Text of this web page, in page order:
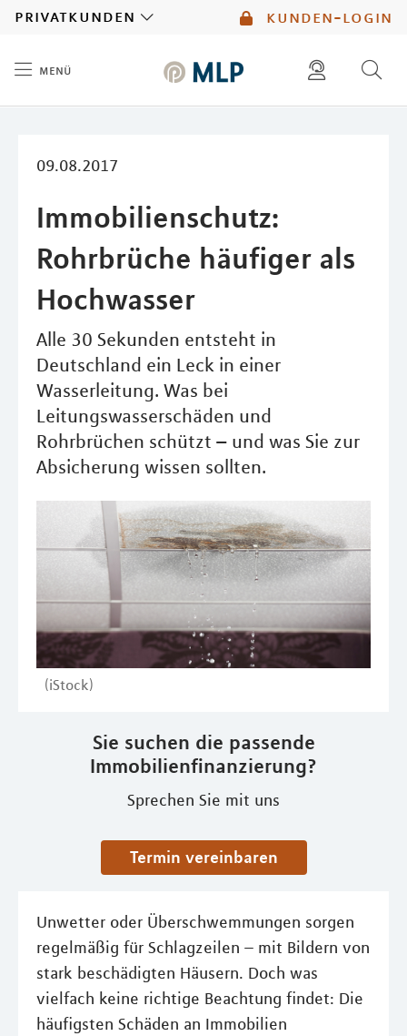
kunden-login
privatkunden
menü
09.08.2017
Immobilienschutz:
Rohrbrüche häufiger als
Hochwasser
Alle 30 Sekunden entsteht in
Deutschland ein Leck in einer
Wasserleitung. Was bei
Leitungswasserschäden und
Rohrbrüchen schützt – und was Sie zur
Absicherung wissen sollten.
(iStock)
Sie suchen die passende
Immobilienfinanzierung?
Sprechen Sie mit uns
Termin vereinbaren
Unwetter oder Überschwemmungen sorgen
regelmäßig für Schlagzeilen – mit Bildern von
stark beschädigten Häusern. Doch was
vielfach keine richtige Beachtung findet: Die
häufigsten Schäden an Immobilien